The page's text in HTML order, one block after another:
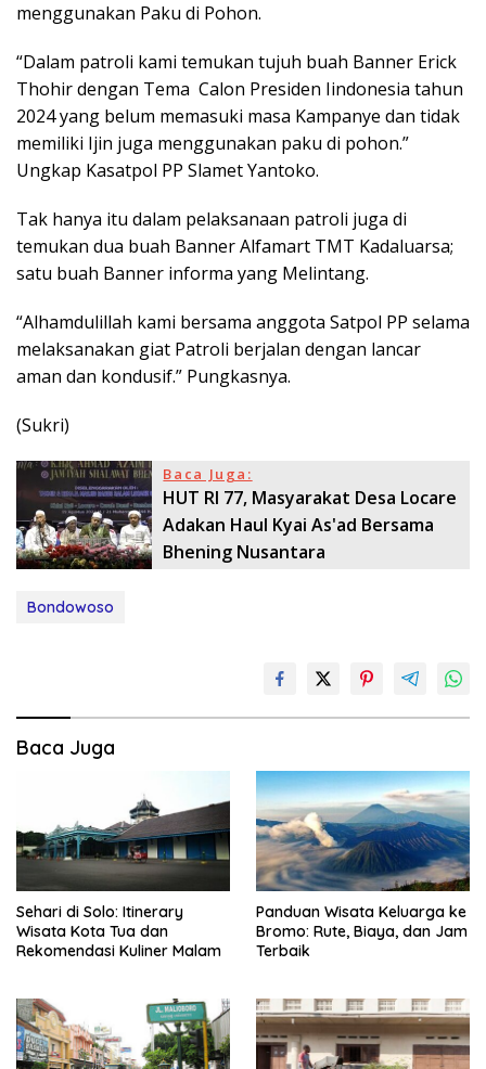
menggunakan Paku di Pohon.
“Dalam patroli kami temukan tujuh buah Banner Erick
Thohir dengan Tema Calon Presiden Iindonesia tahun
2024 yang belum memasuki masa Kampanye dan tidak
memiliki Ijin juga menggunakan paku di pohon.”
Ungkap Kasatpol PP Slamet Yantoko.
Tak hanya itu dalam pelaksanaan patroli juga di
temukan dua buah Banner Alfamart TMT Kadaluarsa;
satu buah Banner informa yang Melintang.
“Alhamdulillah kami bersama anggota Satpol PP selama
melaksanakan giat Patroli berjalan dengan lancar
aman dan kondusif.” Pungkasnya.
(Sukri)
Baca Juga:
HUT RI 77, Masyarakat Desa Locare
Adakan Haul Kyai As'ad Bersama
Bhening Nusantara
Bondowoso
Baca Juga
Sehari di Solo: Itinerary
Wisata Kota Tua dan
Rekomendasi Kuliner Malam
Panduan Wisata Keluarga ke
Bromo: Rute, Biaya, dan Jam
Terbaik